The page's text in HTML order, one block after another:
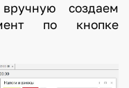
создаем
по кнопке